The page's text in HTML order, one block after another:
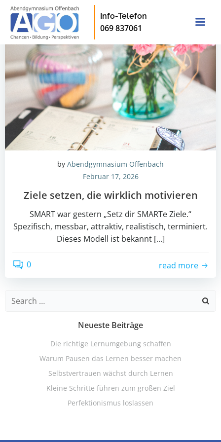
Inhalt
springen
Info-Telefon
069 837061
by Abendgymnasium Offenbach
Februar 17, 2026
Ziele setzen, die wirklich motivieren
SMART war gestern „Setz dir SMARTe Ziele.“
Spezifisch, messbar, attraktiv, realistisch, terminiert.
Dieses Modell ist bekannt […]
0 read more
Search
Neueste Beiträge
Die richtige Lernumgebung schaffen
Warum Pausen das Lernen besser machen
Selbstvertrauen wächst durch Lernen
Kleine Schritte führen zum großen Ziel
Perfektionismus loslassen